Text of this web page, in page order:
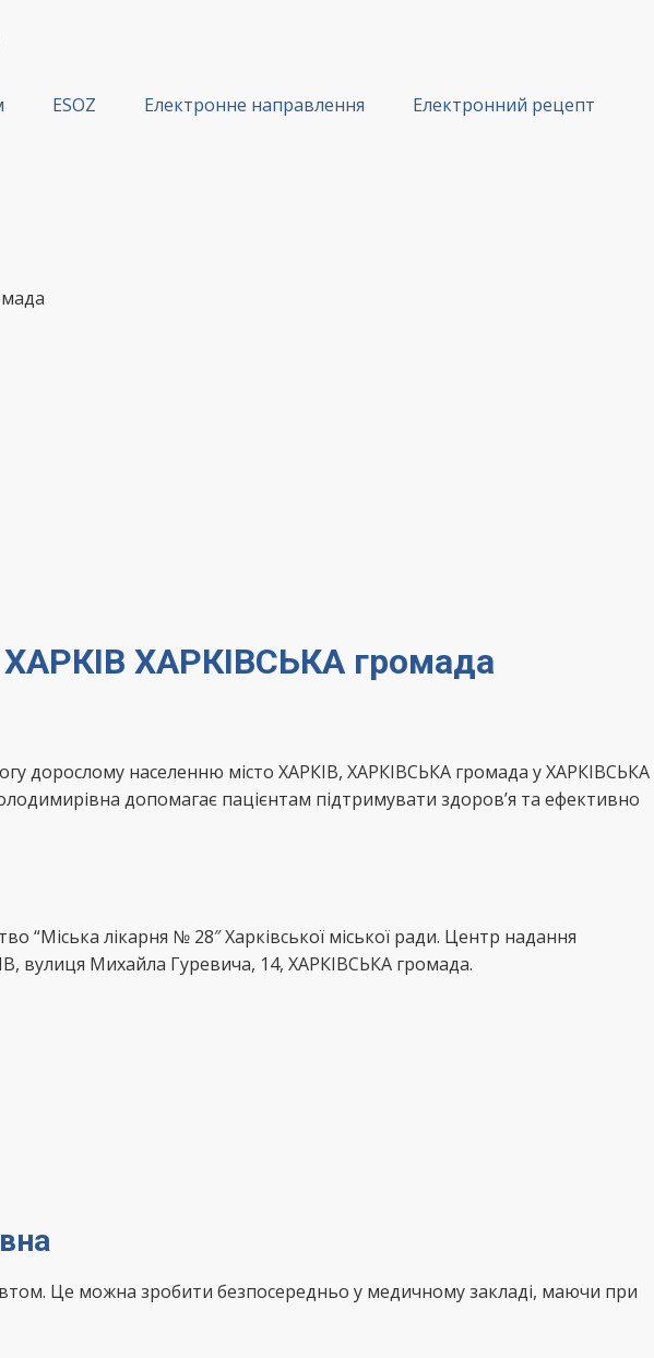
ESOZ Електронне направлення Електронний рецепт
ХАРКІВ ХАРКІВСЬКА громада
дорослому населенню місто ХАРКІВ, ХАРКІВСЬКА громада у ХАРКІВСЬКА
допомагає пацієнтам підтримувати здоров’я та ефективно
лікарня № 28″ Харківської міської ради. Центр надання
вулиця Михайла Гуревича, 14, ХАРКІВСЬКА громада.
Це можна зробити безпосередньо у медичному закладі, маючи при